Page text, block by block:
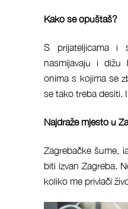
Kako se opuštaš?
S prijateljicama i
nasmijavaju i dižu
onima s kojima se
se tako treba desiti.
Najdraže mjesto u
Zagrebačke šume,
biti izvan Zagreba.
koliko me privlači